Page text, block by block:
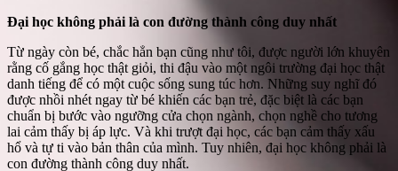
Đại học không phải là con đường thành công duy nhất
Từ ngày còn bé, chắc hẳn bạn cũng như tôi, được người lớn khuyên
rằng cố gắng học thật giỏi, thi đậu vào một ngôi trường đại học thật
danh tiếng để có một cuộc sống sung túc hơn. Những suy nghĩ đó
được nhồi nhét ngay từ bé khiến các bạn trẻ, đặc biệt là các bạn
chuẩn bị bước vào ngưỡng cửa chọn ngành, chọn nghề cho tương
lai cảm thấy bị áp lực. Và khi trượt đại học, các bạn cảm thấy xấu
hổ và tự ti vào bản thân của mình. Tuy nhiên, đại học không phải là
con đường thành công duy nhất.